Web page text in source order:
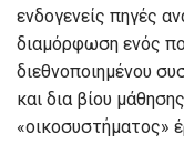
ενδογενείς πηγές
διαμόρφωση ενός
διεθνοποιημένου
και δια βίου
«οικοσυστήματος»